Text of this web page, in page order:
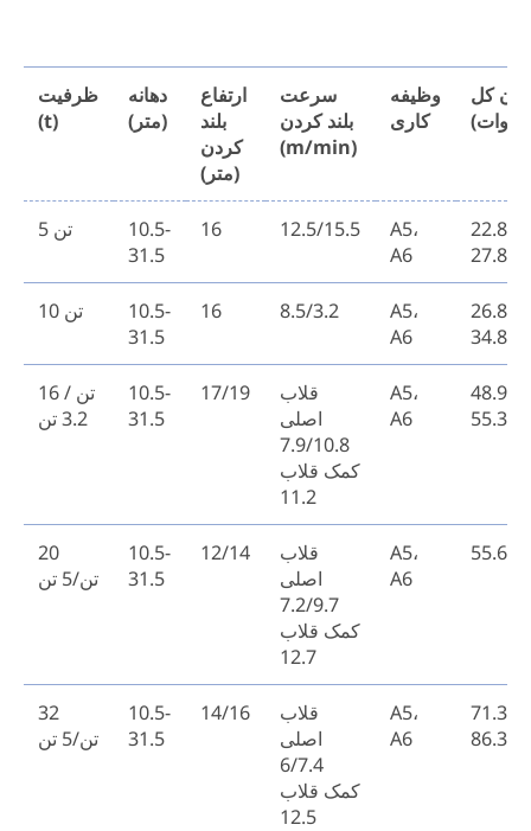
ظرفیت
(t)
دهانه
(متر)
ارتفاع
بلند
کردن
(متر)
سرعت
بلند کردن
(m/min)
وظیفه
کاری
کل
5 تن
10.5-
31.5
16 12.5/15.5
A5،
A6
22.8-
27.8
10 تن
10.5-
31.5
16 8.5/3.2
A5،
A6
26.8-
34.8
16 تن /
3.2 تن
10.5-
31.5
17/19
قلاب
اصلی
7.9/10.8
کمک قلاب
11.2
A5،
A6
48.9-
55.3
20
تن/5 تن
10.5-
31.5
12/14
قلاب
اصلی
7.2/9.7
کمک قلاب
12.7
A5،
A6
55.6-
32
تن/5 تن
10.5-
31.5
14/16
قلاب
اصلی
6/7.4
کمک قلاب
12.5
A5،
A6
71.3-
86.3